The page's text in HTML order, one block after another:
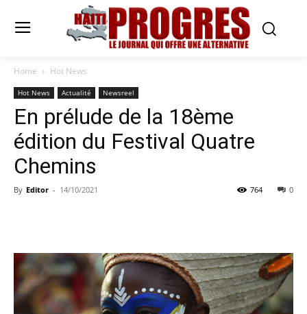
Home Hot News
Hot News Actualité Newsreel
En prélude de la 18ème
édition du Festival Quatre
Chemins
By Editor - 14/10/2021 0
764